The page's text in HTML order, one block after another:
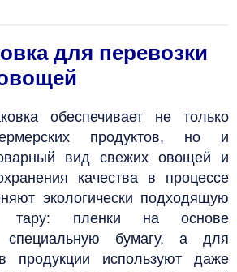
для перевозки
обеспечивает не только
продуктов, но и
вид свежих овощей и
качества в процессе
экологически подходящую
тару: пленки на основе
специальную бумагу, а для
продукции используют даже